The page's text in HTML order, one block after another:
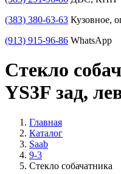
(383) 380-63-63 Кузовное,
(913) 915-96-86 WhatsApp
Стекло
YS3F зад,
Главная
Каталог
Saab
9-3
Стекло собачатника